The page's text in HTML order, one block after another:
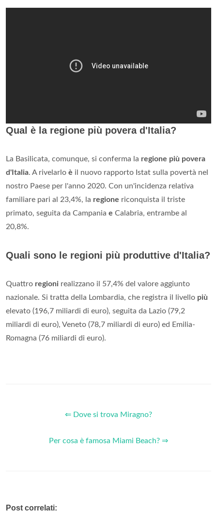
Qual è la regione più povera d'Italia?
La Basilicata, comunque, si conferma la regione più povera
d'Italia. A rivelarlo è il nuovo rapporto Istat sulla povertà nel
nostro Paese per l'anno 2020. Con un'incidenza relativa
familiare pari al 23,4%, la regione riconquista il triste
primato, seguita da Campania e Calabria, entrambe al
20,8%.
Quali sono le regioni più produttive d'Italia?
Quattro regioni realizzano il 57,4% del valore aggiunto
nazionale. Si tratta della Lombardia, che registra il livello più
elevato (196,7 miliardi di euro), seguita da Lazio (79,2
miliardi di euro), Veneto (78,7 miliardi di euro) ed Emilia-
Romagna (76 miliardi di euro).
⇐ Dove si trova Miragno?
Per cosa è famosa Miami Beach? ⇒
Post correlati: